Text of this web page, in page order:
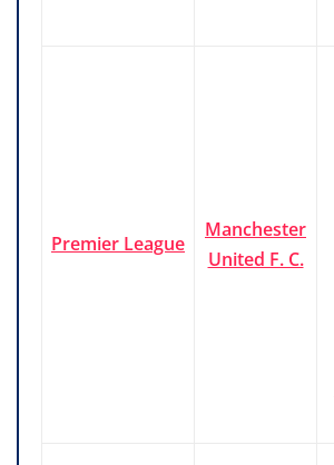
Premier League
Manchester
United F. C.